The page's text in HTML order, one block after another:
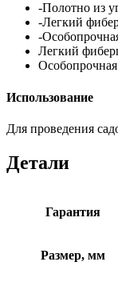
-Полотно из
-Легкий
-
Легкий
Использование
Для проведения
Детали
Гарантия
Размер, мм